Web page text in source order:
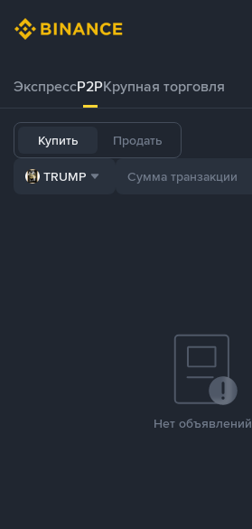
ЭкспрессP2PКрупная торговля
Купить Продать
TRUMP
Нет объявлений